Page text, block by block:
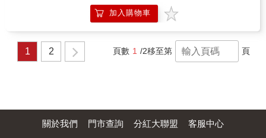
單字學習書，保證以目前在泰語學習市場上，
絕對是前所未見的曠古絕今之作，全書以實境
照片羅列出單字加以學習，讓你學到最活用的
單字。 & 圖解設計，要如何最詳細？例如：一
開始一定會學過燈的單字是「ไฟ」，可延伸出
了解路燈是「ไฟถนน」，那進一步再把燈細分
不在話下，其燈類單字多會以加入圖片以供讀
泰語，本書「泰語與你」的諧音，巧妙將泰語
的學習與生活連結在一起，讀者透過泰語了解
為學習泰語的最佳參考書。 台灣這些年來積極
推動新南向政策，東南亞新住民不僅豐富了國
泰語班、泰國文化巡禮課程，進而推出工作
坊、泰國菜、泰拳、藤球等十足泰味體驗，所
加入購物車
1 2 頁數 1 /2移至第 頁
關於我們 門市查詢 分紅大聯盟 客服中心